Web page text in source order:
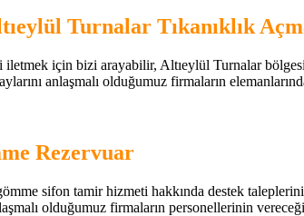
Turnalar Tıkanıklık
için bizi arayabilir, Altıeylül Turnalar
anlaşmalı olduğumuz firmaların
Rezervuar
sifon tamir hizmeti hakkında destek
olduğumuz firmaların personellerinin